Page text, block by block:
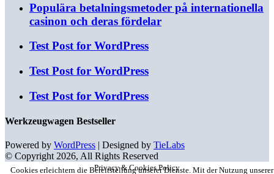
Populära betalningsmetoder på internationella
casinon och deras fördelar
Test Post for WordPress
Test Post for WordPress
Test Post for WordPress
Werkzeugwagen Bestseller
Powered by WordPress | Designed by TieLabs
© Copyright 2026, All Rights Reserved
Cookies erleichtern die Bereitstellung unserer Dienste. Mit der Nutzung unserer
Privacy & Cookies Policy